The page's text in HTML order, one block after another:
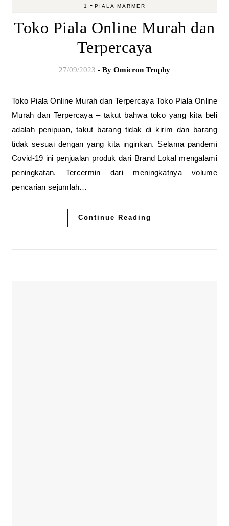
1 - PIALA MARMER
Toko Piala Online Murah dan
Terpercaya
27/09/2023 - By Omicron Trophy
Toko Piala Online Murah dan Terpercaya Toko Piala Online
Murah dan Terpercaya – takut bahwa toko yang kita beli
adalah penipuan, takut barang tidak di kirim dan barang
tidak sesuai dengan yang kita inginkan. Selama pandemi
Covid-19 ini penjualan produk dari Brand Lokal mengalami
peningkatan. Tercermin dari meningkatnya volume
pencarian sejumlah…
Continue Reading